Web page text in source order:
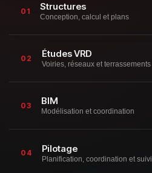
01 Structures
Conception, calcul et plans
02 Études VRD
Voiries, réseaux et terrassements
03 BIM
Modélisation et coordination
04 Pilotage
Planification, coordination et suivi